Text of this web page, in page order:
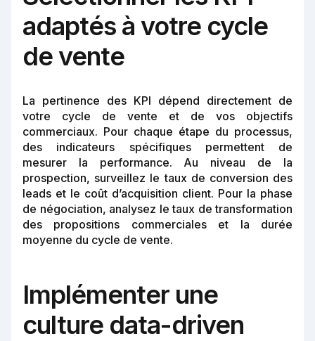
adaptés à votre cycle
de vente
La pertinence des KPI dépend directement de
votre cycle de vente et de vos objectifs
commerciaux. Pour chaque étape du processus,
des indicateurs spécifiques permettent de
mesurer la performance. Au niveau de la
prospection, surveillez le taux de conversion des
leads et le coût d’acquisition client. Pour la phase
de négociation, analysez le taux de transformation
des propositions commerciales et la durée
moyenne du cycle de vente.
Implémenter une
culture data-driven